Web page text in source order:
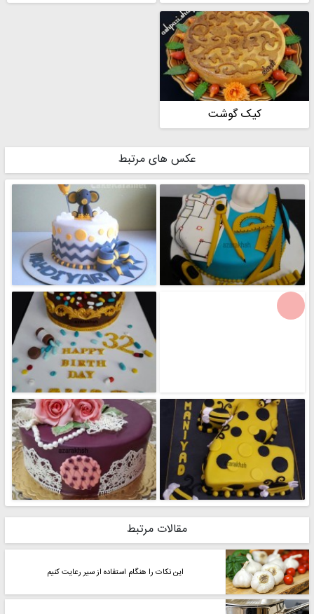
کیک گوشت
عکس های مرتبط
مقالات مرتبط
این نکات را هنگام استفاده از سیر رعایت کنیم